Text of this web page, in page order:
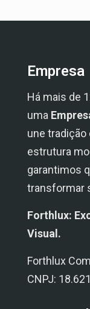
Empresa
Há mais de
uma
une tradição
estrutura
garantimos
transformar
Forthlux:
Visual.
Forthlux
CNPJ: